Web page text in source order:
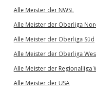
Alle Meister der NWSL
Alle Meister der Oberliga
Alle Meister der Oberliga Süd
Alle Meister der Oberliga
Alle Meister der Regionalliga
Alle Meister der USA